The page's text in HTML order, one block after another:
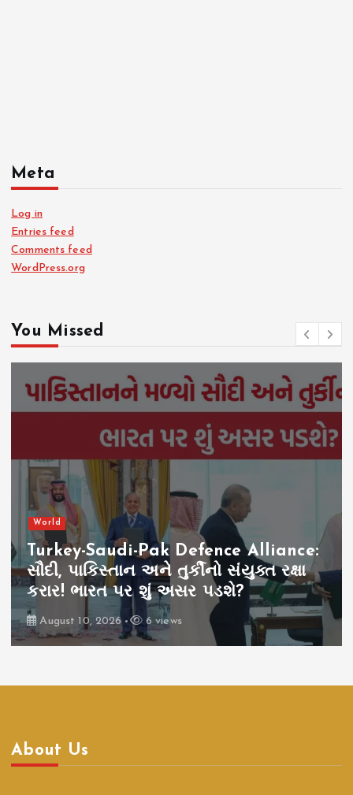
Meta
Log in
Entries feed
Comments feed
WordPress.org
You Missed
World
Turkey-Saudi-Pak Defence Alliance:
સૌદી, પાકિસ્તાન અને તુર્કીનો સંયુક્ત રક્ષા
કરાર! ભારત પર શું અસર પડશે?
August 10, 2026 6 views
About Us